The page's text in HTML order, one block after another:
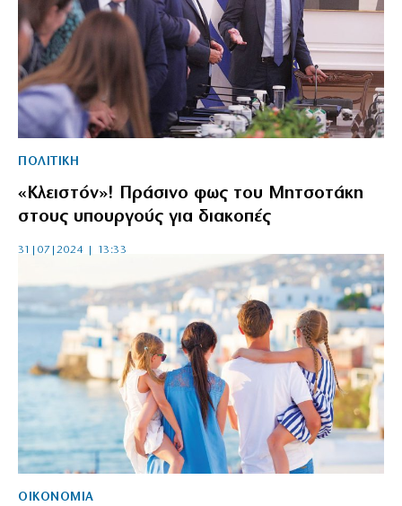
ΠΟΛΙΤΙΚΗ
«Κλειστόν»! Πράσινο φως του Μητσοτάκη
στους υπουργούς για διακοπές
31|07|2024 | 13:33
ΟΙΚΟΝΟΜΙΑ